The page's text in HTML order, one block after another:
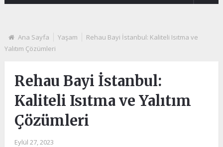
Ana Sayfa Yaşam
Rehau Bayi İstanbul: Kaliteli Isıtma ve
Yalıtım Çözümleri
Rehau Bayi İstanbul:
Kaliteli Isıtma ve Yalıtım
Çözümleri
Eylül 27, 2023